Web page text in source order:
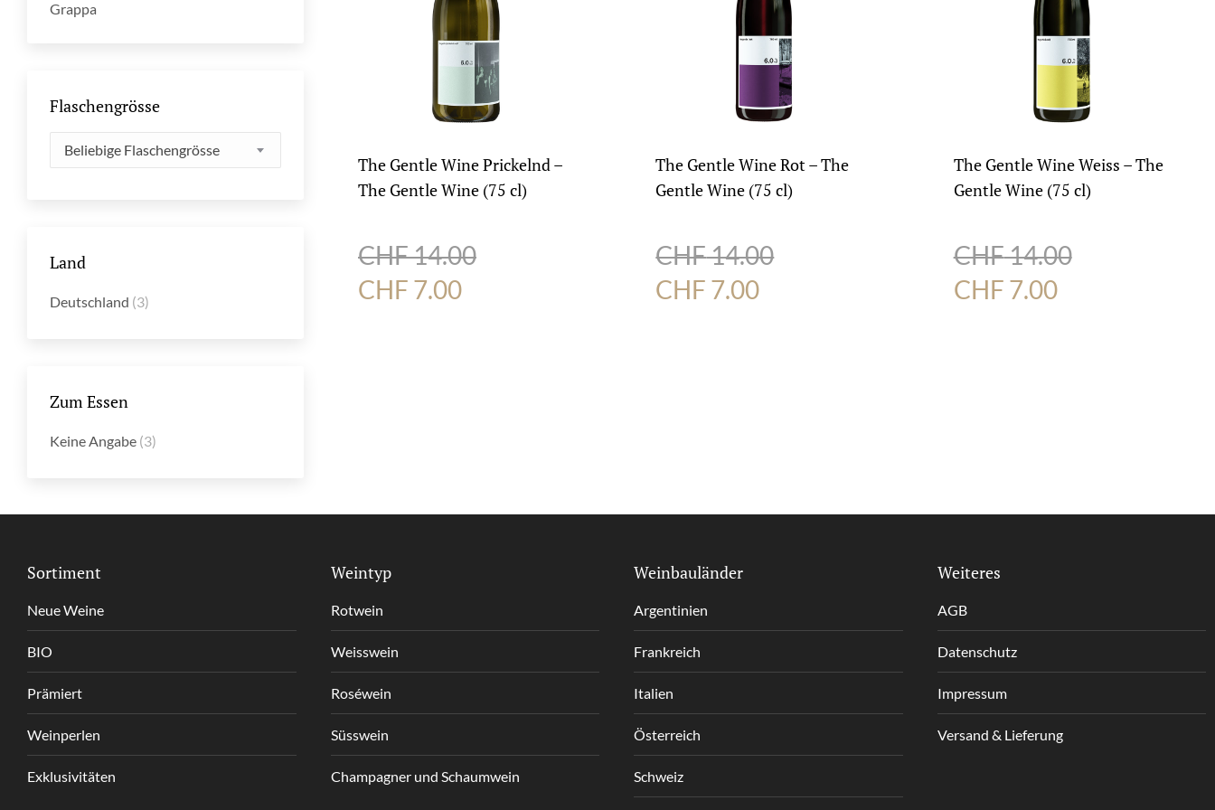
The Gentle Wine Prickelnd –
The Gentle Wine (75 cl)
CHF14.00
Ursprünglicher
CHF 7.00Aktueller
The Gentle Wine Rot – The
Gentle Wine (75 cl)
CHF14.00
Ursprünglicher
CHF 7.00Aktueller
The Gentle Wine Weiss – The
Gentle Wine (75 cl)
CHF14.00
Ursprünglicher
CHF 7.00Aktueller
Grappa
Flaschengrösse
Beliebige Flaschengrösse
Land
Deutschland (3)
Zum Essen
Keine Angabe (3)
Sortiment
Neue Weine
BIO
Prämiert
Weinperlen
Exklusivitäten
Weintyp
Rotwein
Weisswein
Roséwein
Süsswein
Champagner und Schaumwein
Weinbauländer
Argentinien
Frankreich
Italien
Österreich
Schweiz
Weiteres
AGB
Datenschutz
Impressum
Versand & Lieferung